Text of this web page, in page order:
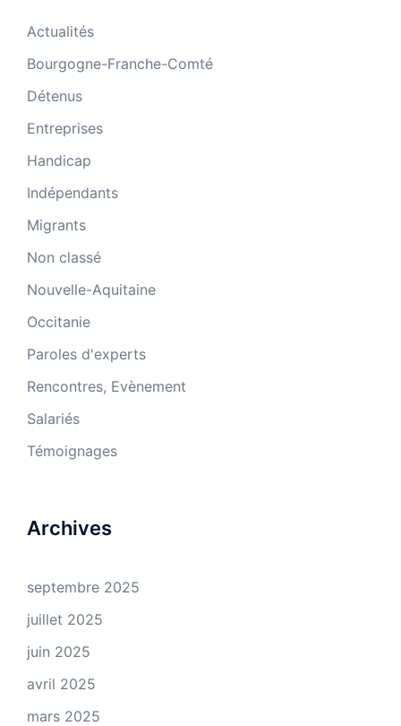
Actualités
Bourgogne-Franche-Comté
Détenus
Entreprises
Handicap
Indépendants
Migrants
Non classé
Nouvelle-Aquitaine
Occitanie
Paroles d'experts
Rencontres, Evènement
Salariés
Témoignages
Archives
septembre 2025
juillet 2025
juin 2025
avril 2025
mars 2025